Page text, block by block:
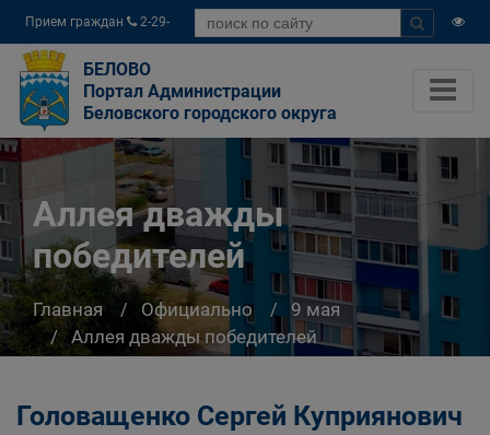
Прием граждан
2-29-
04
БЕЛОВО
Портал Администрации
Беловского городского округа
Аллея дважды
победителей
Главная Официально
9 мая
Аллея дважды победителей
Головащенко Сергей Куприянович